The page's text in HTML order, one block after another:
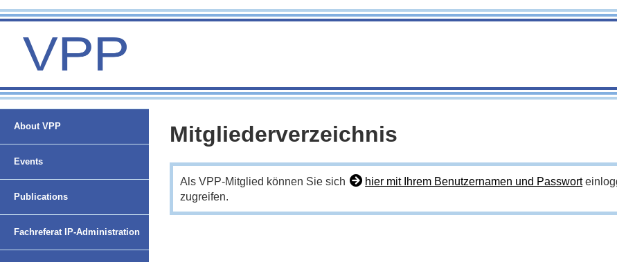
About VPP
Events
Publications
Fachreferat IP-Administration
Mitgliederverzeichnis
Als VPP-Mitglied können Sie sich hier mit Ihrem Benutzernamen und Passwort
zugreifen.